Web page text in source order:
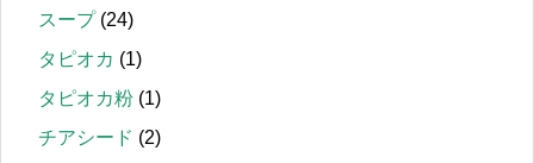
スープ(24)
タピオカ (1)
タピオカ粉 (1)
チアシード (2)